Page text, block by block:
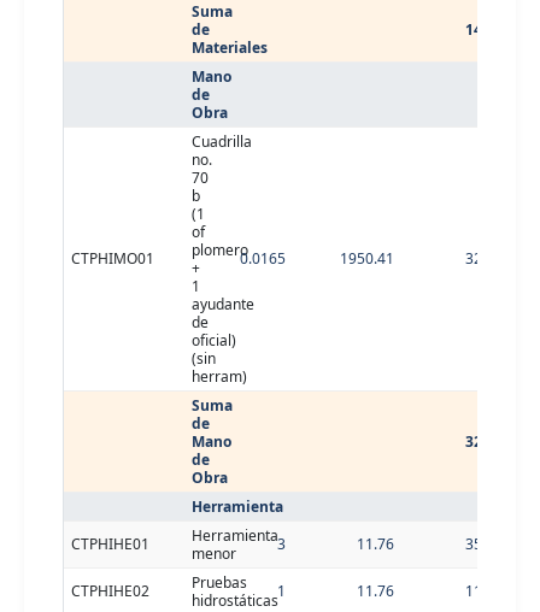
Suma
de
Materiales
14.32
Mano
de
Obra
CTPHIMO01
Cuadrilla
no.
70
b
(1
of
plomero
+
1
ayudante
de
oficial)
(sin
herram)
0.0165 1950.41 32.18
Suma
de
Mano
de
Obra
32.18
Herramienta
CTPHIHE01
Herramienta
menor
3 11.76 35.28
CTPHIHE02
Pruebas
hidrostáticas1 11.76
11.76